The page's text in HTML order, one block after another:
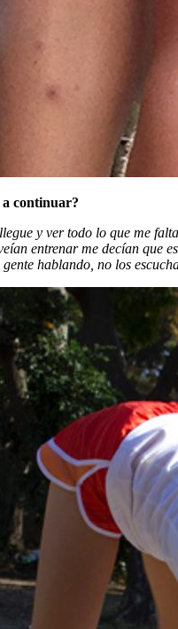
a continuar?
y ver todo lo que me
entrenar me decían
hablando, no los